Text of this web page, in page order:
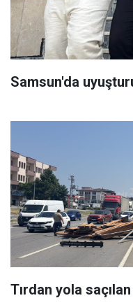
Samsun'da
Tırdan yola